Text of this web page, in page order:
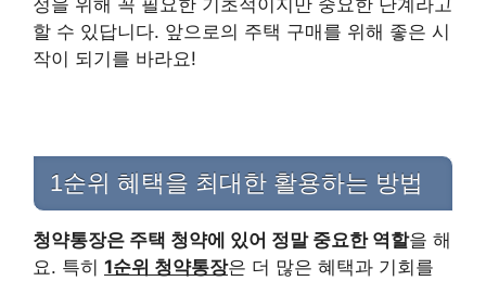
정을 위해 꼭 필요한 기초적이지만 중요한 단계라고
할 수 있답니다. 앞으로의 주택 구매를 위해 좋은 시
작이 되기를 바라요!
1순위 혜택을 최대한 활용하는 방법
청약통장은 주택 청약에 있어 정말 중요한 역할을 해
요. 특히 1순위 청약통장은 더 많은 혜택과 기회를